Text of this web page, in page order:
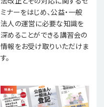
ミナーをはじめ、公益・一般
法人の運営に必要な知識を
深めることができる講習会の
情報をお受け取りいただけま
す。